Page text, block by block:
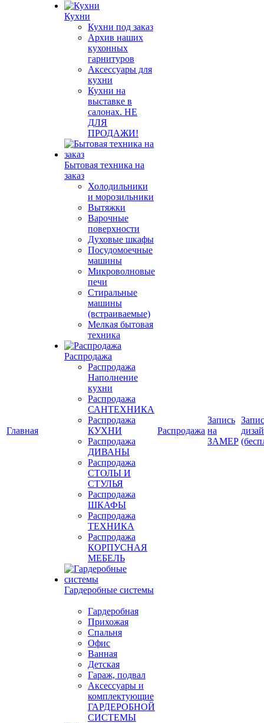
Главная
Кухни
Кухни под заказ
Архив наших
кухонных
гарнитуров
Аксессуары для
кухни
Кухни на
выставке в
салонах. НЕ
ДЛЯ
ПРОДАЖИ!
Бытовая техника на
заказ
Холодильники
и морозильники
Вытяжки
Варочные
поверхности
Духовые шкафы
Посудомоечные
машины
Микроволновые
печи
Стиральные
машины
(встраиваемые)
Мелкая бытовая
техника
Распродажа
Распродажа
Наполнение
кухни
Распродажа
САНТЕХНИКА
Распродажа
КУХНИ
Распродажа
ДИВАНЫ
Распродажа
СТОЛЫ И
СТУЛЬЯ
Распродажа
ШКАФЫ
Распродажа
ТЕХНИКА
Распродажа
КОРПУСНАЯ
МЕБЕЛЬ
Гардеробные системы
Гардеробная
Прихожая
Спальня
Офис
Ванная
Детская
Гараж, подвал
Аксессуары и
комплектующие
ГАРДЕРОБНОЙ
СИСТЕМЫ
Распродажа
Запись
на
ЗАМЕР